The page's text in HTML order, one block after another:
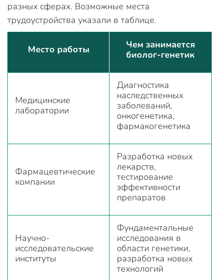
разных сферах. Возможные места
трудоустройства указали в таблице.
Место работы
Чем занимается
биолог-генетик
Медицинские
лаборатории
Диагностика
наследственных
заболеваний,
онкогенетика,
фармакогенетика
Фармацевтические
компании
Разработка новых
лекарств,
тестирование
эффективности
препаратов
Научно-
исследовательские
институты
Фундаментальные
исследования в
области генетики,
разработка новых
технологий